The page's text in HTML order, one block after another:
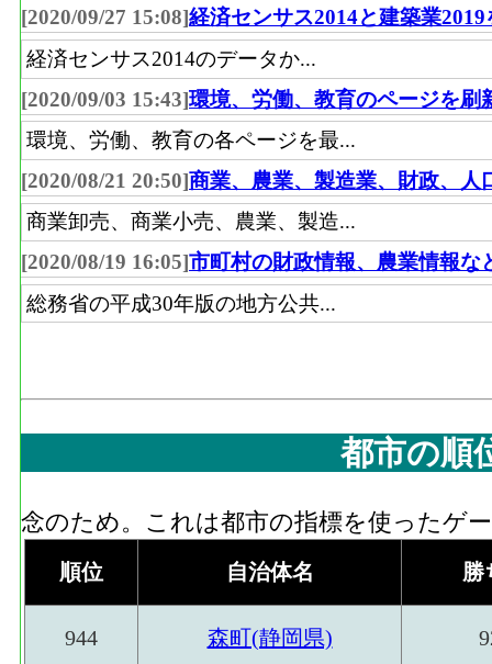
[2020/09/27 15:08]経済センサス2014と建築業2019
経済センサス2014のデータか...
[2020/09/03 15:43]環境、労働、教育のページを刷
環境、労働、教育の各ページを最...
[2020/08/21 20:50]商業、農業、製造業、財政、人
商業卸売、商業小売、農業、製造...
[2020/08/19 16:05]市町村の財政情報、農業情報な
総務省の平成30年版の地方公共...
都市の順
念のため。これは都市の指標を使ったゲ
順位 自治体名 勝
944 森町(静岡県)